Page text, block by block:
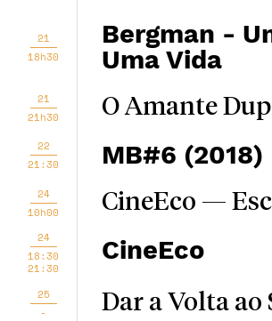
21
18h30
Bergman -
Uma Vida
21
21h30
O Amante
22
21:30
MB#6 (2018)
24
10h00
CineEco —
24
18:30
21:30
CineEco
25
-
Dar a Volta ao